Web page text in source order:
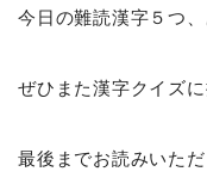
今日の難読漢字５つ
ぜひまた漢字クイズ
最後までお読みいた